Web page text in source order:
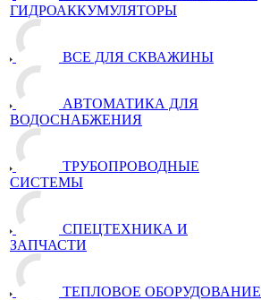
ГИДРОАККУМУЛЯТОРЫ
ВСЕ ДЛЯ СКВАЖИНЫ
АВТОМАТИКА ДЛЯ
ВОДОСНАБЖЕНИЯ
ТРУБОПРОВОДНЫЕ
СИСТЕМЫ
СПЕЦТЕХНИКА И
ЗАПЧАСТИ
ТЕПЛОВОЕ ОБОРУДОВАНИЕ